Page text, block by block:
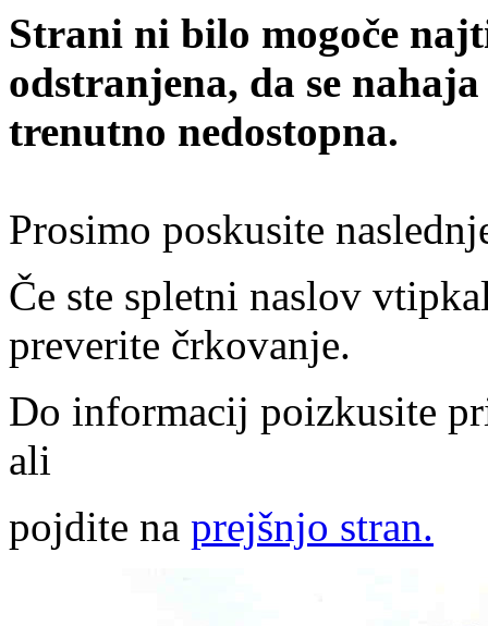
Strani ni bilo mogoče
odstranjena, da se
trenutno nedostopna.
Prosimo poskusite
Če ste spletni naslov
preverite črkovanje.
Do informacij poizkusite
ali
pojdite na prejšnjo stran.